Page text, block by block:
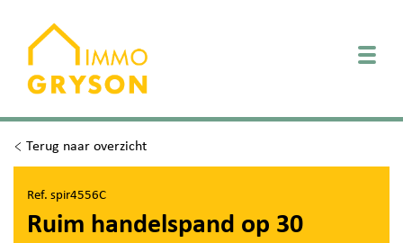
Terug naar overzicht
Ref. spir4556C
Ruim handelspand op 30